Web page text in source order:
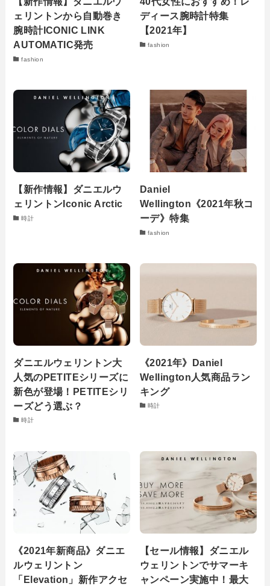
ェリントンから自動巻き
腕時計ICONIC LINK
AUTOMATIC発売
fashion
ディース腕時計特集
【2021年】
fashion
【新作情報】ダニエルウ
ェリントンIconic Arctic
時計
Daniel
Wellington《2021年秋コ
ーデ》特集
fashion
ダニエルウェリントン大
人気のPETITEシリーズに
新色が登場！PETITEシリ
ーズどう選ぶ？
時計
《2021年》Daniel
Wellington人気商品ラン
キング
時計
《2021年新商品》ダニエ
ルウェリントン
「Elevation」新作アクセ
【セール情報】ダニエル
ウェリントンでサマーキ
ャンペーン実施中！最大